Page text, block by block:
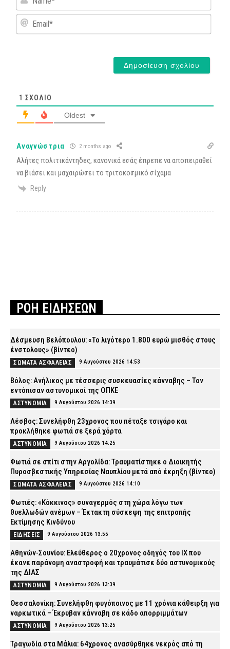
Email*
1 ΣΧΌΛΙΟ
Oldest
Αναγνώστρια 2 months ago
Αλήτες πολιτικάντηδες, κανονικά εσάς έπρεπε να αποπειραθεί
να βιάσει και μαχαιρώσει το τριτοκοσμικό σίχαμα
Reply
ΡΟΗ ΕΙΔΗΣΕΩΝ
Δέσμευση Βελόπουλου: «Το λιγότερο 1.800 ευρώ μισθός στους
ένστολους» (βίντεο)
ΣΩΜΑΤΑ ΑΣΦΑΛΕΙΑΣ 9 Αυγούστου 2026 14:53
Βόλος: Ανήλικος με τέσσερις συσκευασίες κάνναβης – Τον
εντόπισαν αστυνομικοί της ΟΠΚΕ
ΑΣΤΥΝΟΜΙΑ 9 Αυγούστου 2026 14:39
Λέσβος: Συνελήφθη 23χρονος που πέταξε τσιγάρο και
προκλήθηκε φωτιά σε ξερά χόρτα
ΑΣΤΥΝΟΜΙΑ 9 Αυγούστου 2026 14:25
Φωτιά σε σπίτι στην Αργολίδα: Τραυματίστηκε o Διοικητής
Πυροσβεστικής Υπηρεσίας Ναυπλίου μετά από έκρηξη (βίντεο)
ΣΩΜΑΤΑ ΑΣΦΑΛΕΙΑΣ 9 Αυγούστου 2026 14:10
Φωτιές: «Κόκκινος» συναγερμός στη χώρα λόγω των
θυελλωδών ανέμων – Έκτακτη σύσκεψη της επιτροπής
Εκτίμησης Κινδύνου
ΕΙΔΗΣΕΙΣ 9 Αυγούστου 2026 13:55
Αθηνών-Σουνίου: Ελεύθερος ο 20χρονος οδηγός του ΙΧ που
έκανε παράνομη αναστροφή και τραυμάτισε δύο αστυνομικούς
της ΔΙΑΣ
ΑΣΤΥΝΟΜΙΑ 9 Αυγούστου 2026 13:39
Θεσσαλονίκη: Συνελήφθη φυγόποινος με 11 χρόνια κάθειρξη για
ναρκωτικά – Έκρυβαν κάνναβη σε κάδο απορριμμάτων
ΑΣΤΥΝΟΜΙΑ 9 Αυγούστου 2026 13:25
Τραγωδία στα Μάλια: 64χρονος ανασύρθηκε νεκρός από τη